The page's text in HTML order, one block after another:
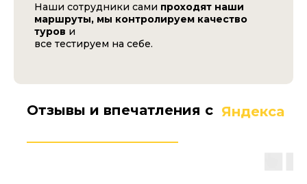
Наши сотрудники сами проходят наши
маршруты, мы контролируем качество
туров и
все тестируем на себе.
Отзывы и впечатления с Яндекса